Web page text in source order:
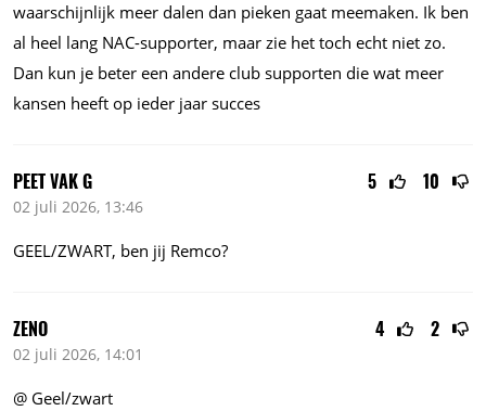
waarschijnlijk meer dalen dan pieken gaat meemaken. Ik ben
al heel lang NAC-supporter, maar zie het toch echt niet zo.
Dan kun je beter een andere club supporten die wat meer
kansen heeft op ieder jaar succes
5 10
PEET VAK G
02 juli 2026, 13:46
GEEL/ZWART, ben jij Remco?
4 2
ZENO
02 juli 2026, 14:01
@ Geel/zwart